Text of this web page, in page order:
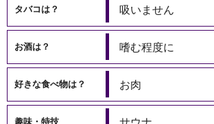
タバコは？ 吸いません
お酒は？ 嗜む程度に
好きな食べ物は？ お肉
趣味・特技